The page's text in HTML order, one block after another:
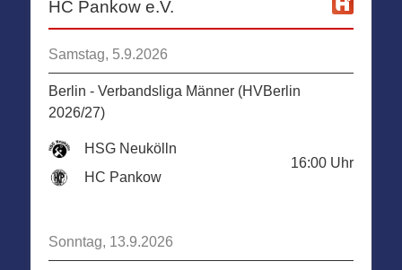
HC Pankow e.V.
Samstag, 5.9.2026
Berlin - Verbandsliga Männer (HVBerlin
2026/27)
HSG Neukölln
HC Pankow
16:00 Uhr
Sonntag, 13.9.2026